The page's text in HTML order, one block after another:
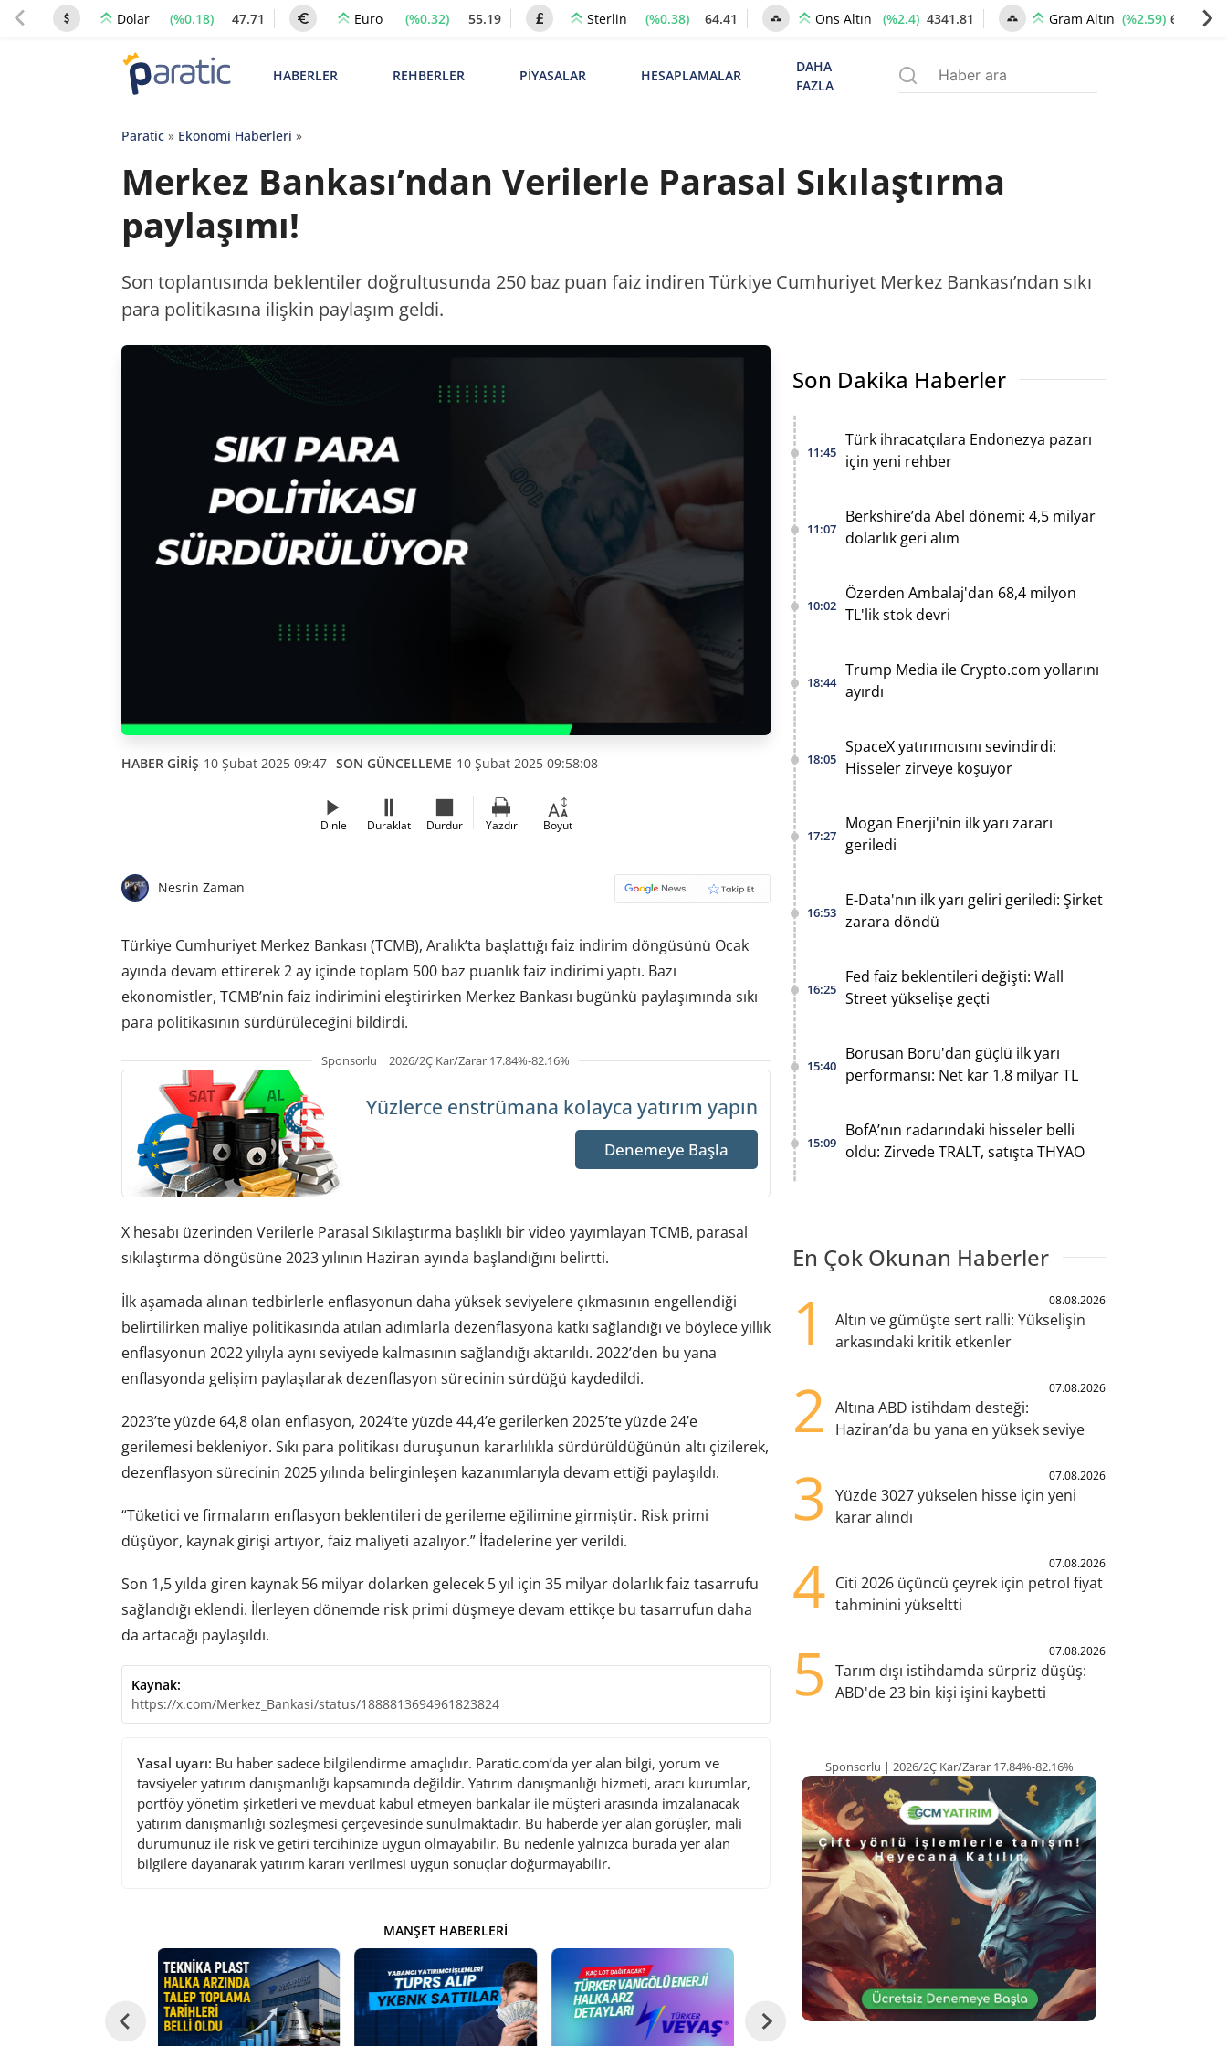
Dolar (%0.18) 47.71 Euro (%0.32) 55.19 Sterlin (%0.38) 64.41 Ons Altın (%2.4) 4341.81 Gram Altın (%2.59) 6660.55
HABERLER REHBERLER PİYASALAR HESAPLAMALAR
DAHA
FAZLA
Paratic» Ekonomi Haberleri »
Merkez Bankası’ndan Verilerle Parasal Sıkılaştırma
paylaşımı!
Son toplantısında beklentiler doğrultusunda 250 baz puan faiz indiren Türkiye Cumhuriyet Merkez Bankası’ndan sıkı
para politikasına ilişkin paylaşım geldi.
HABER GİRİŞ 10 Şubat 2025 09:47 SON GÜNCELLEME 10 Şubat 2025 09:58:08
Dinle Duraklat Durdur Yazdır Boyut
Nesrin Zaman
Türkiye Cumhuriyet Merkez Bankası (TCMB), Aralık’ta başlattığı faiz indirim döngüsünü Ocak
ayında devam ettirerek 2 ay içinde toplam 500 baz puanlık faiz indirimi yaptı. Bazı
ekonomistler, TCMB’nin faiz indirimini eleştirirken Merkez Bankası bugünkü paylaşımında sıkı
para politikasının sürdürüleceğini bildirdi.
Sponsorlu | 2026/2Ç Kar/Zarar 17.84%-82.16%
Yüzlerce enstrümana kolayca yatırım yapın
Denemeye Başla
X hesabı üzerinden Verilerle Parasal Sıkılaştırma başlıklı bir video yayımlayan TCMB, parasal
sıkılaştırma döngüsüne 2023 yılının Haziran ayında başlandığını belirtti.
İlk aşamada alınan tedbirlerle enflasyonun daha yüksek seviyelere çıkmasının engellendiği
belirtilirken maliye politikasında atılan adımlarla dezenflasyona katkı sağlandığı ve böylece yıllık
enflasyonun 2022 yılıyla aynı seviyede kalmasının sağlandığı aktarıldı. 2022’den bu yana
enflasyonda gelişim paylaşılarak dezenflasyon sürecinin sürdüğü kaydedildi.
2023’te yüzde 64,8 olan enflasyon, 2024’te yüzde 44,4’e gerilerken 2025’te yüzde 24’e
gerilemesi bekleniyor. Sıkı para politikası duruşunun kararlılıkla sürdürüldüğünün altı çizilerek,
dezenflasyon sürecinin 2025 yılında belirginleşen kazanımlarıyla devam ettiği paylaşıldı.
“Tüketici ve firmaların enflasyon beklentileri de gerileme eğilimine girmiştir. Risk primi
düşüyor, kaynak girişi artıyor, faiz maliyeti azalıyor.” İfadelerine yer verildi.
Son 1,5 yılda giren kaynak 56 milyar dolarken gelecek 5 yıl için 35 milyar dolarlık faiz tasarrufu
sağlandığı eklendi. İlerleyen dönemde risk primi düşmeye devam ettikçe bu tasarrufun daha
da artacağı paylaşıldı.
Kaynak:
https://x.com/Merkez_Bankasi/status/1888813694961823824
Yasal uyarı: Bu haber sadece bilgilendirme amaçlıdır. Paratic.com’da yer alan bilgi, yorum ve
tavsiyeler yatırım danışmanlığı kapsamında değildir. Yatırım danışmanlığı hizmeti, aracı kurumlar,
portföy yönetim şirketleri ve mevduat kabul etmeyen bankalar ile müşteri arasında imzalanacak
yatırım danışmanlığı sözleşmesi çerçevesinde sunulmaktadır. Bu haberde yer alan görüşler, mali
durumunuz ile risk ve getiri tercihinize uygun olmayabilir. Bu nedenle yalnızca burada yer alan
bilgilere dayanarak yatırım kararı verilmesi uygun sonuçlar doğurmayabilir.
MANŞET HABERLERI
Son Dakika Haberler
11:45
Türk ihracatçılara Endonezya pazarı
için yeni rehber
11:07
Berkshire’da Abel dönemi: 4,5 milyar
dolarlık geri alım
10:02
Özerden Ambalaj'dan 68,4 milyon
TL'lik stok devri
18:44
Trump Media ile Crypto.com yollarını
ayırdı
18:05
SpaceX yatırımcısını sevindirdi:
Hisseler zirveye koşuyor
17:27
Mogan Enerji'nin ilk yarı zararı
geriledi
16:53
E-Data'nın ilk yarı geliri geriledi: Şirket
zarara döndü
16:25
Fed faiz beklentileri değişti: Wall
Street yükselişe geçti
15:40
Borusan Boru'dan güçlü ilk yarı
performansı: Net kar 1,8 milyar TL
15:09
BofA’nın radarındaki hisseler belli
oldu: Zirvede TRALT, satışta THYAO
En Çok Okunan Haberler
1 08.08.2026
Altın ve gümüşte sert ralli: Yükselişin
arkasındaki kritik etkenler
2 07.08.2026
Altına ABD istihdam desteği:
Haziran’da bu yana en yüksek seviye
3 07.08.2026
Yüzde 3027 yükselen hisse için yeni
karar alındı
4 07.08.2026
Citi 2026 üçüncü çeyrek için petrol fiyat
tahminini yükseltti
5 07.08.2026
Tarım dışı istihdamda sürpriz düşüş:
ABD'de 23 bin kişi işini kaybetti
Sponsorlu | 2026/2Ç Kar/Zarar 17.84%-82.16%